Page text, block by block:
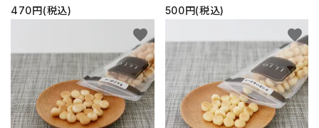
ACCOUNT MENU
meeting_room ログイン person 新規会員登録
470円(税込) 500円(税込)
favorite favorite